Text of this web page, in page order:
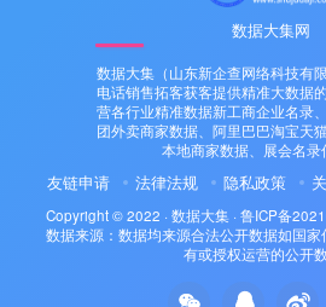
数据大集网
数据大集（山东新企查网络科技有
电话销售拓客获客提供精准大数据
营各行业精准数据新工商企业名录
团外卖商家数据、阿里巴巴淘宝天
本地商家数据、展会名录
友链申请 法律法规 隐私政策
Copyright © 2022 · 数据大集 · 鲁ICP备
数据来源：数据均来源合法公开数据如国
有或授权运营的公开数